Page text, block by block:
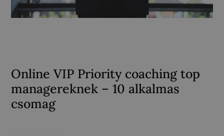
Online VIP Priority coaching top
managereknek – 10 alkalmas
csomag